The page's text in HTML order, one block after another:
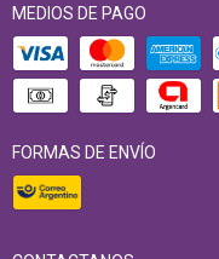
MEDIOS DE PAGO
FORMAS DE ENVÍO